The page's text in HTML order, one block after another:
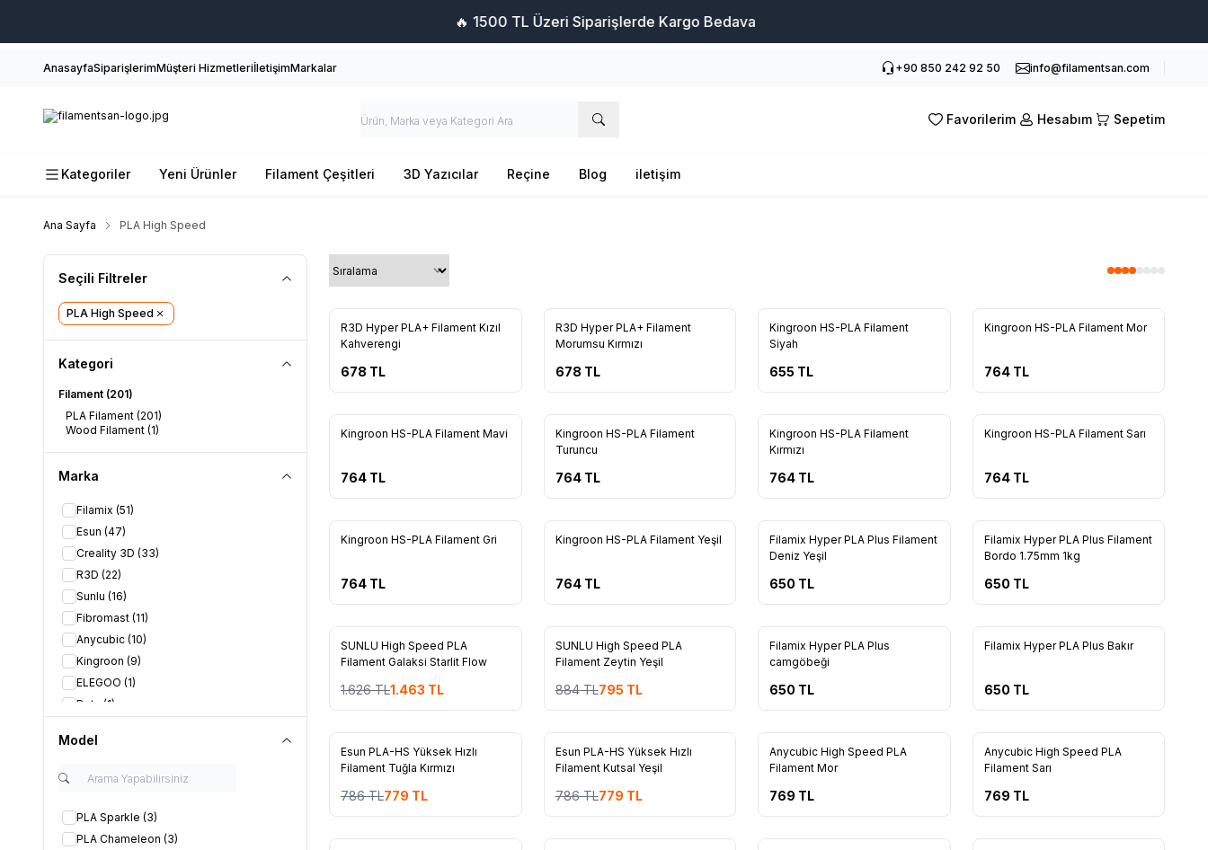
🔥 1500 TL Üzeri Siparişlerde Kargo Bedava
AnasayfaSiparişlerimMüşteri HizmetleriİletişimMarkalar +90 850 242 92 50 info@filamentsan.com
Favorilerim Hesabım Sepetim
Kategoriler Yeni Ürünler Filament Çeşitleri 3D Yazıcılar Reçine Blog iletişim
Ana Sayfa PLA High Speed
Seçili Filtreler
PLA High Speed
Kategori
Filament (201)
PLA Filament (201)
Wood Filament (1)
Marka
Filamix (51)
Esun (47)
Creality 3D (33)
R3D (22)
Sunlu (16)
Fibromast (11)
Anycubic (10)
Kingroon (9)
ELEGOO (1)
Beta (1)
Model
PLA Sparkle (3)
PLA Chameleon (3)
Yeni
R3D Hyper PLA+ Filament Kızıl
Kahverengi
678 TL
Yeni
R3D Hyper PLA+ Filament
Morumsu Kırmızı
678 TL
Yeni
Kingroon HS-PLA Filament
Siyah
655 TL
Yeni
Kingroon HS-PLA Filament Mor
764TL
Yeni
Kingroon HS-PLA Filament Mavi
764 TL
Yeni
Kingroon HS-PLA Filament
Turuncu
764TL
Yeni
Kingroon HS-PLA Filament
Kırmızı
764 TL
Yeni
Kingroon HS-PLA Filament Sarı
764TL
Yeni
Kingroon HS-PLA Filament Gri
764 TL
Yeni
Kingroon HS-PLA Filament Yeşil
764TL
Yeni
Filamix Hyper PLA Plus Filament
Deniz Yeşil
650 TL
Yeni
Filamix Hyper PLA Plus Filament
Bordo 1.75mm 1kg
650 TL
Yeni
%10
SUNLU High Speed PLA
Filament Galaksi Starlit Flow
1.626TL1.463 TL
Yeni
%10
SUNLU High Speed PLA
Filament Zeytin Yeşil
884TL795 TL
Yeni
Filamix Hyper PLA Plus
camgöbeği
650 TL
Yeni
Filamix Hyper PLA Plus Bakır
650 TL
Yeni
%1
Esun PLA-HS Yüksek Hızlı
Filament Tuğla Kırmızı
786TL779 TL
%1
Esun PLA-HS Yüksek Hızlı
Filament Kutsal Yeşil
786TL779 TL
Anycubic High Speed PLA
Filament Mor
769 TL
Anycubic High Speed PLA
Filament Sarı
769 TL